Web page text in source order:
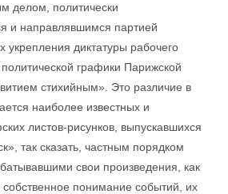
делом, политически
и направлявшимся партией
укрепления диктатуры рабочего
графики Парижской
стихийным». Это различие в
наиболее известных и
листов-рисунков, выпускавшихся
так сказать, частным порядком
свои произведения, как
понимание событий, их